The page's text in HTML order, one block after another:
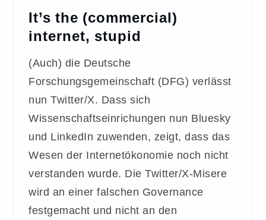
It’s the (commercial)
internet, stupid
(Auch) die Deutsche
Forschungsgemeinschaft (DFG) verlässt
nun Twitter/X. Dass sich
Wissenschaftseinrichungen nun Bluesky
und LinkedIn zuwenden, zeigt, dass das
Wesen der Internetökonomie noch nicht
verstanden wurde. Die Twitter/X-Misere
wird an einer falschen Governance
festgemacht und nicht an den